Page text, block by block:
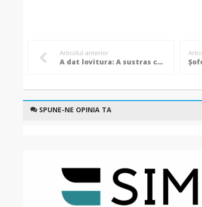
Articolul anterior
A dat lovitura: A sustras cutia de valori dintr-o casă, dar bucuria s-a terminat în arestul Poliției!
SPUNE-NE OPINIA TA